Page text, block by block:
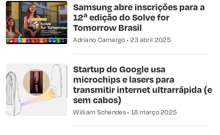
Samsung abre inscrições para a
12ª edição do Solve for
Tomorrow Brasil
Adriano Camargo 23 abril 2025
Startup do Google usa
microchips e lasers para
transmitir internet ultrarrápida (e
sem cabos)
William Schendes 18 março 2025